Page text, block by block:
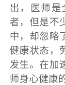
出，医师
者，但是不
中，却忽略
健康状态，
发生。在加
师身心健康